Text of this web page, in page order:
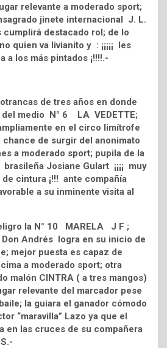
relevante a moderado sport;
jinete internacional J. L.
cumplirá destacado rol; de lo
quien va livianito y : ¡¡¡¡¡ les
a los más pintados ¡!!!!.-
de tres años en donde
del medio N° 6 LA VEDETTE;
en el circo limítrofe
chance de surgir del anonimato
a moderado sport; pupila de la
Josiane Gulart ¡¡¡¡ muy
cintura ¡!!! ante compañía
a su inminente visita al
la N° 10 MARELA J F ;
Andrés logra en su inicio de
mejor puesta es capaz de
a moderado sport; otra
malón CINTRA ( a tres mangos)
relevante del marcador pese
la guiara el ganador cómodo
“maravilla” Lazo ya que el
en las cruces de su compañera